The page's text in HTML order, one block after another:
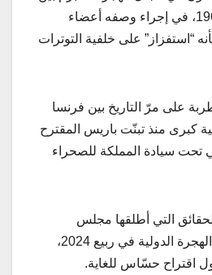
فرنسا والجزائر في 1968، في إجراء وصفه أعضاء
“استفزاز” على خلفية التوترات
على مرّ التاريخ بين فرنسا
كبرى منذ تبنّت باريس المقترح
تحت سيادة المملكة للصحراء
التي أطلقها مجلس
الشيوخ حول اتفاقيات الهجرة الدولية في ربيع 2024،
اقتراح حسّاس للغاية.